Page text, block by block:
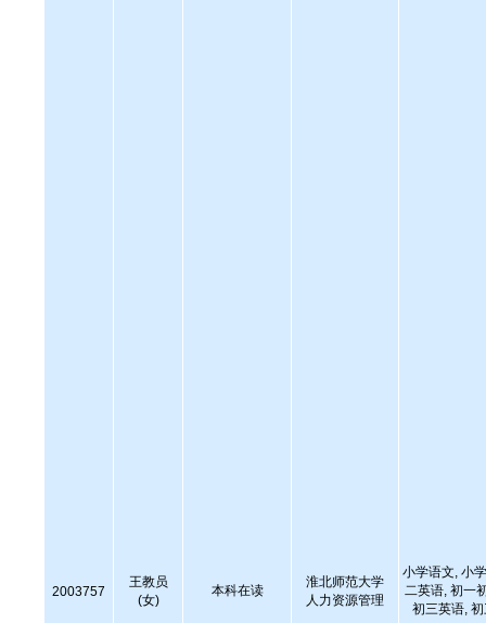
2003757
王教员
(女)
本科在读
淮北师范大学
人力资源管理
小学语文, 小
二英语, 初一
初三英语,